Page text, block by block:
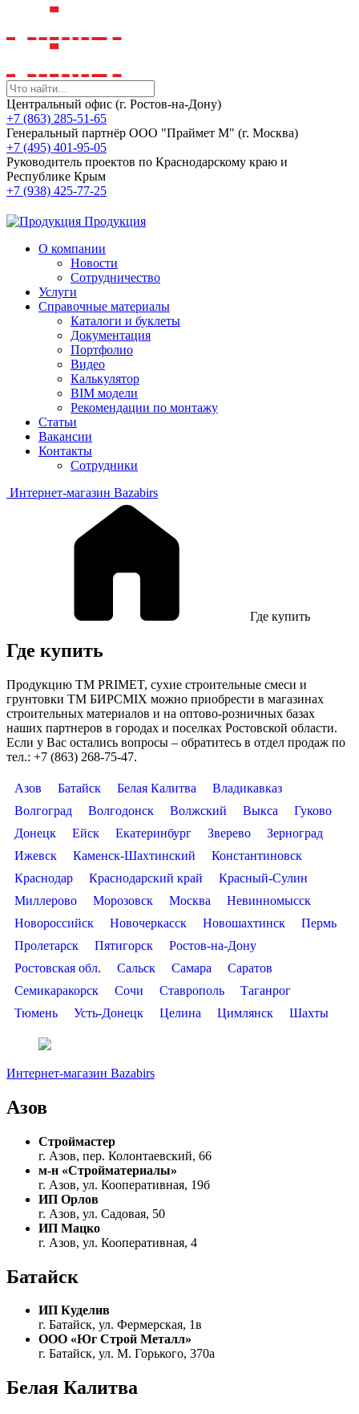
Центральный офис (г. Ростов-на-Дону)
+7 (863) 285-51-65
Генеральный партнёр ООО "Праймет М" (г. Москва)
+7 (495) 401-95-05
Руководитель проектов по Краснодарскому краю и
Республике Крым
+7 (938) 425-77-25
Продукция
О компании
Новости
Сотрудничество
Услуги
Справочные материалы
Каталоги и буклеты
Документация
Портфолио
Видео
Калькулятор
BIM модели
Рекомендации по монтажу
Статьи
Вакансии
Контакты
Сотрудники
Интернет-магазин Bazabirs
Где купить
Где купить
Продукцию TM PRIMET, сухие строительные смеси и
грунтовки ТМ БИРСMIX можно приобрести в магазинах
строительных материалов и на оптово-розничных базах
наших партнеров в городах и поселках Ростовской области.
Если у Вас остались вопросы – обратитесь в отдел продаж по
тел.: +7 (863) 268-75-47.
Азов Батайск Белая Калитва
Владикавказ
Волгоград
Волгодонск Волжский Выкса
Гуково
Донецк
Ейск Екатеринбург Зверево
Зерноград
Ижевск
Каменск-Шахтинский
Константиновск
Краснодар
Краснодарский край
Красный-Сулин
Миллерово
Морозовск Москва
Невинномысск
Новороссийск
Новочеркасск Новошахтинск
Пермь
Пролетарск
Пятигорск
Ростов-на-Дону
Ростовская обл.
Сальск Самара
Саратов
Семикаракорск
Сочи Ставрополь
Таганрог
Тюмень
Усть-Донецк Целина Цимлянск Шахты
Интернет-магазин Bazabirs
Азов
Строймастер
г. Азов, пер. Колонтаевский, 66
м-н «Стройматериалы»
г. Азов, ул. Кооперативная, 19б
ИП Орлов
г. Азов, ул. Садовая, 50
ИП Мацко
г. Азов, ул. Кооперативная, 4
Батайск
ИП Куделив
г. Батайск, ул. Фермерская, 1в
ООО «Юг Строй Металл»
г. Батайск, ул. М. Горького, 370а
Белая Калитва